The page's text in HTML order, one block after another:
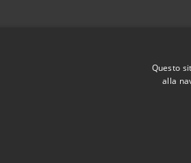
Questo
alla